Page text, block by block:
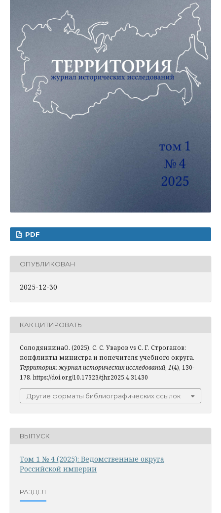
PDF
ОПУБЛИКОВАН
2025-12-30
КАК ЦИТИРОВАТЬ
СолодянкинаО. (2025). С. С. Уваров vs С. Г. Строганов:
конфликты министра и попечителя учебного округа.
Территория: журнал исторических исследований, 1(4), 130-
178. https://doi.org/10.17323/tjhr.2025.4.31430
Другие форматы библиографических ссылок
ВЫПУСК
Том 1 № 4 (2025): Ведомственные округа
Российской империи
РАЗДЕЛ